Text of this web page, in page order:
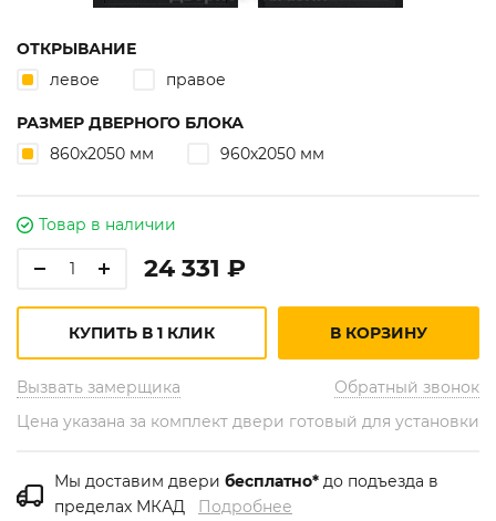
ОТКРЫВАНИЕ
левое
правое
РАЗМЕР ДВЕРНОГО БЛОКА
860х2050 мм
960х2050 мм
Товар в наличии
24 331 ₽
Вызвать замерщика Обратный звонок
КУПИТЬ В 1 КЛИК В КОРЗИНУ
Цена указана за комплект двери готовый для установки
Мы доставим двери бесплатно* до подъезда в
пределах МКАД Подробнее